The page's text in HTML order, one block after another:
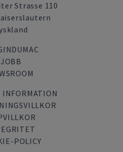
Strasse 110
JOBB
POLICY